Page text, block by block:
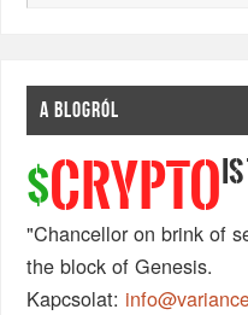
A BLOGRÓL
$CRYPTO
"Chancellor on brink of
the block of Genesis.
Kapcsolat: